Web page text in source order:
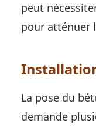
peut
pour atténuer
La pose du
demande